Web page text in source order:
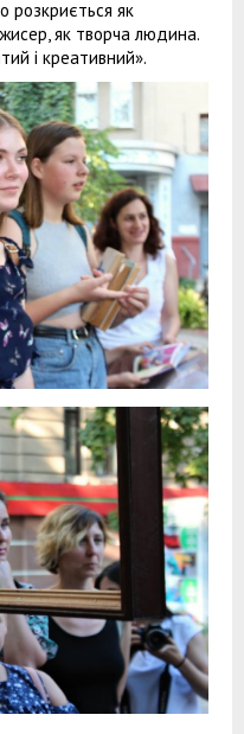
розкриється як
як творча людина.
і креативний».